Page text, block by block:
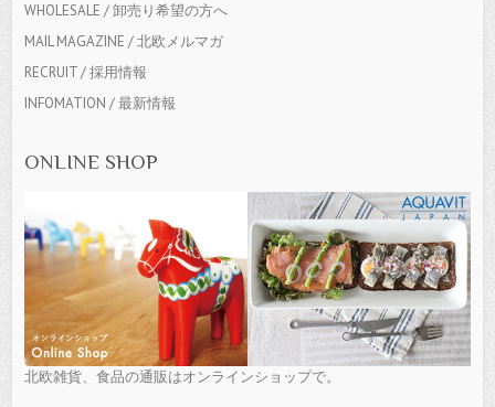
WHOLESALE / 卸売り希望の方へ
MAIL MAGAZINE / 北欧メルマガ
RECRUIT / 採用情報
INFOMATION / 最新情報
ONLINE SHOP
北欧雑貨、食品の通販はオンラインショップで。